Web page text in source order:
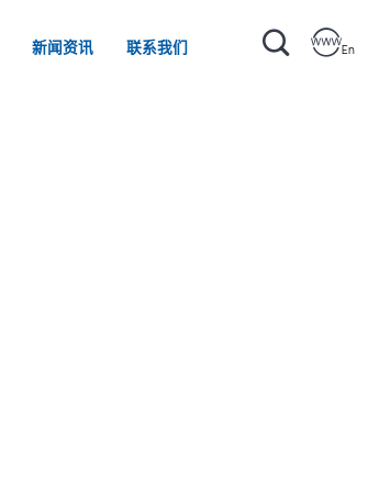
新闻资讯 联系我们 En